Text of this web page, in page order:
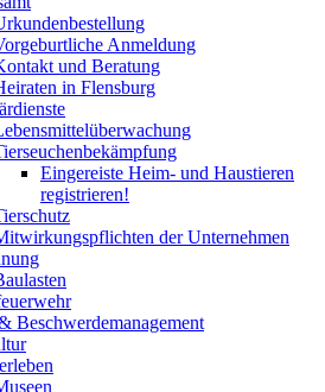
Anmeldung
und Beratung
in Flensburg
Eingereiste Heim- und Haustieren
registrieren!
der Unternehmen
Beschwerdemanagement